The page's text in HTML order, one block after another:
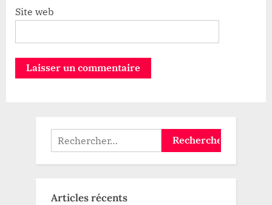
Site web
Rechercher :
Articles récents